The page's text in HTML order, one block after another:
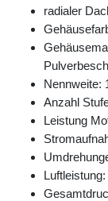
radialer
Nennweite:
Anzahl
Leistung